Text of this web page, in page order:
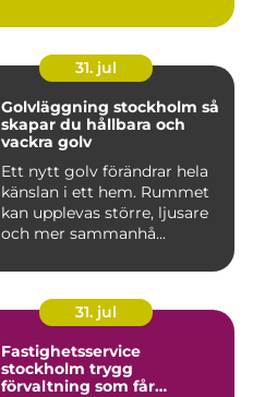
31. jul
Golvläggning stockholm så
skapar du hållbara och
vackra golv
Ett nytt golv förändrar hela
känslan i ett hem. Rummet
kan upplevas större, ljusare
och mer sammanhå...
31. jul
Fastighetsservice
stockholm trygg
förvaltning som får